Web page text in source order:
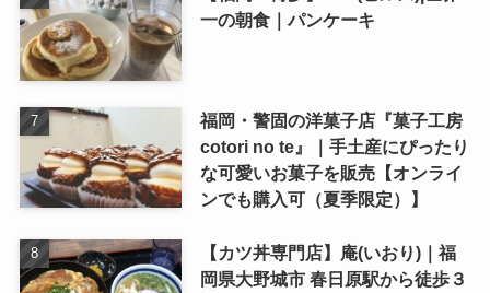
一の朝食｜パンケーキ
福岡・警固の洋菓子店『菓子工房
cotori no te』｜手土産にぴったり
な可愛いお菓子を販売【オンライ
ンでも購入可（夏季限定）】
【カツ丼専門店】庵(いおり)｜福
岡県大野城市 春日原駅から徒歩３